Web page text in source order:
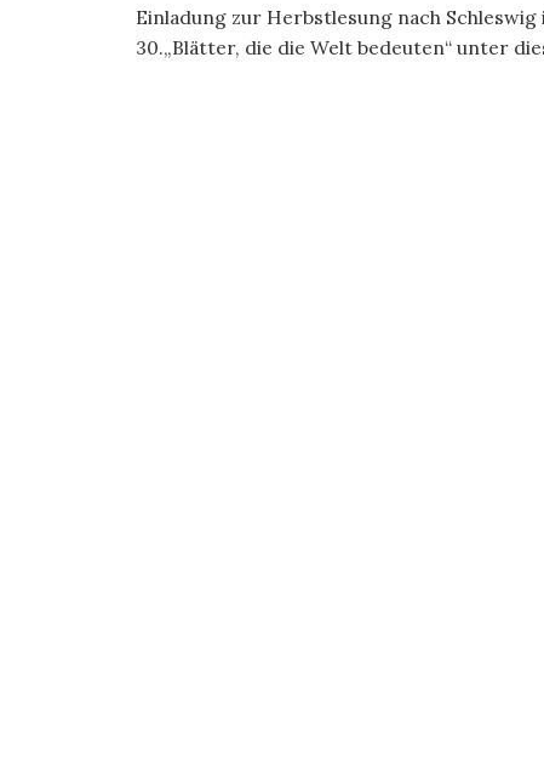
Einladung zur Herbstlesung nach
30.„Blätter, die die Welt bedeuten“ unter